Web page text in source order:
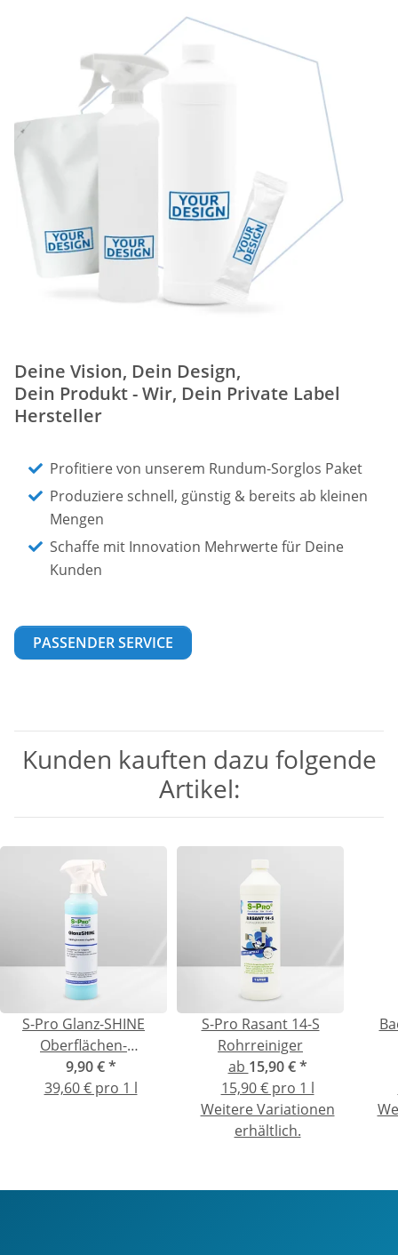
Deine Vision, Dein Design,
Dein Produkt - Wir, Dein Private Label
Hersteller
Profitiere von unserem Rundum-Sorglos Paket
Produziere schnell, günstig & bereits ab kleinen
Mengen
Schaffe mit Innovation Mehrwerte für Deine
Kunden
PASSENDER SERVICE
Kunden kauften dazu folgende
Artikel:
S-Pro Glanz-SHINE
Oberflächen-
Versiegelung
9,90 €*
39,60 € pro 1 l
S-Pro Rasant 14-S
Rohrreiniger
ab 15,90 €*
15,90 € pro 1 l
Weitere Variationen
erhältlich.